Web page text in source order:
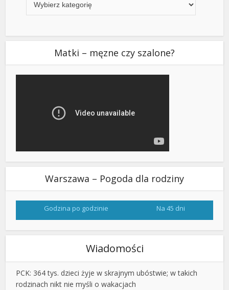
Matki – męzne czy szalone?
Warszawa – Pogoda dla rodziny
Godzina po godzinie Na 45 dni
Wiadomości
PCK: 364 tys. dzieci żyje w skrajnym ubóstwie; w takich
rodzinach nikt nie myśli o wakacjach